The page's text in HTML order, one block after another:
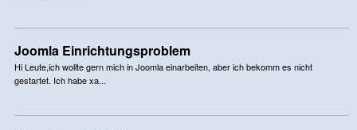
Joomla Einrichtungsproblem
Hi Leute,ich wollte gern mich in Joomla einarbeiten, aber ich bekomm es nicht
gestartet. Ich habe xa...